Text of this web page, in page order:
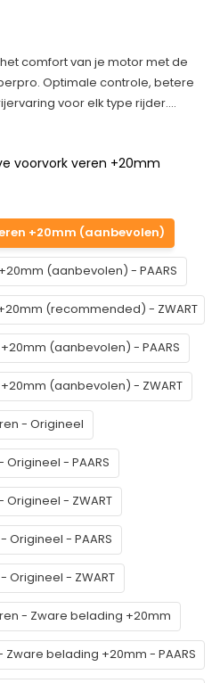
comfort van je motor met de
Optimale controle, betere
voor elk type rijder....
voorvork veren +20mm
+20mm (aanbevolen)
(aanbevolen) - PAARS
(recommended) - ZWART
(aanbevolen) - PAARS
(aanbevolen) - ZWART
- Origineel
- PAARS
- ZWART
Origineel - PAARS
Origineel - ZWART
- Zware belading +20mm
belading +20mm - PAARS